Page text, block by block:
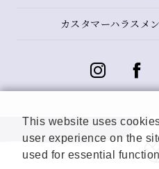
カスタマーハラスメ
This website uses
user experience on the
used for essential